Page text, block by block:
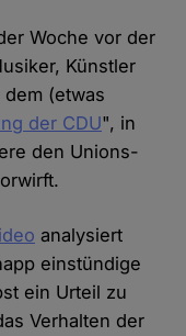
Woche vor der
Künstler
(etwas
der CDU", in
den Unions-
analysiert
einstündige
ein Urteil zu
Verhalten der